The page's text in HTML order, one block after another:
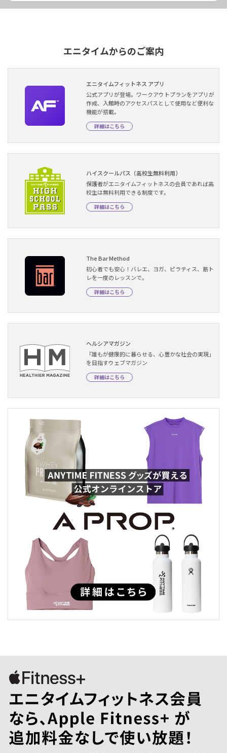
エニタイムからのご案内
エニタイムフィットネス アプリ
公式アプリが登場。ワークアウトプランをアプリが
作成、入館時のアクセスパスとして使用など便利な
機能が搭載。
詳細はこちら
ハイスクールパス（高校生無料利用）
保護者がエニタイムフィットネスの会員であれば高
校生は無料利用できる制度です。
詳細はこちら
The Bar Method
初心者でも安心！バレエ、ヨガ、ピラティス、筋ト
レを一度のレッスンで。
詳細はこちら
ヘルシアマガジン
「誰もが健康的に暮らせる、心豊かな社会の実現」
を目指すウェブマガジン
詳細はこちら